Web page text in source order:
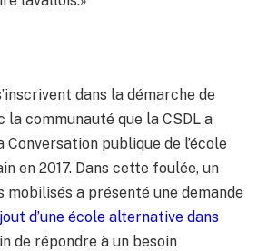
dans la démarche de
communauté que la CSDL a
publique de l’école
en 2017. Dans cette foulée, un
mobilisés a présenté une demande
d’une école alternative dans
de répondre à un besoin